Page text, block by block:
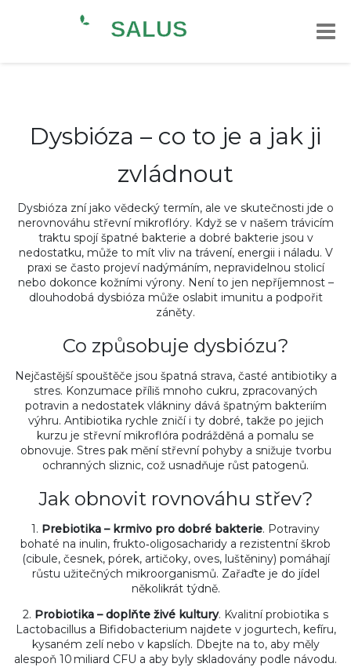
Dysbióza – co to je a jak ji
zvládnout
Dysbióza zní jako vědecký termín, ale ve skutečnosti jde o
nerovnováhu střevní mikroflóry. Když se v našem trávicím
traktu spojí špatné bakterie a dobré bakterie jsou v
nedostatku, může to mít vliv na trávení, energii i náladu. V
praxi se často projeví nadýmáním, nepravidelnou stolicí
nebo dokonce kožními výrony. Není to jen nepříjemnost –
dlouhodobá dysbióza může oslabit imunitu a podpořit
záněty.
Co způsobuje dysbiózu?
Nejčastější spouštěče jsou špatná strava, časté antibiotiky a
stres. Konzumace příliš mnoho cukru, zpracovaných
potravin a nedostatek vlákniny dává špatným bakteriím
výhru. Antibiotika rychle zničí i ty dobré, takže po jejich
kurzu je střevní mikroflóra podrážděná a pomalu se
obnovuje. Stres pak mění střevní pohyby a snižuje tvorbu
ochranných sliznic, což usnadňuje růst patogenů.
Jak obnovit rovnováhu střev?
1. Prebiotika – krmivo pro dobré bakterie. Potraviny
bohaté na inulin, frukto‑oligosacharidy a rezistentní škrob
(cibule, česnek, pórek, artičoky, oves, luštěniny) pomáhají
růstu užitečných mikroorganismů. Zařaďte je do jídel
několikrát týdně.
2. Probiotika – doplňte živé kultury. Kvalitní probiotika s
Lactobacillus a Bifidobacterium najdete v jogurtech, kefíru,
kysaném zelí nebo v kapslích. Dbejte na to, aby měly
alespoň 10 miliard CFU a aby byly skladovány podle návodu.